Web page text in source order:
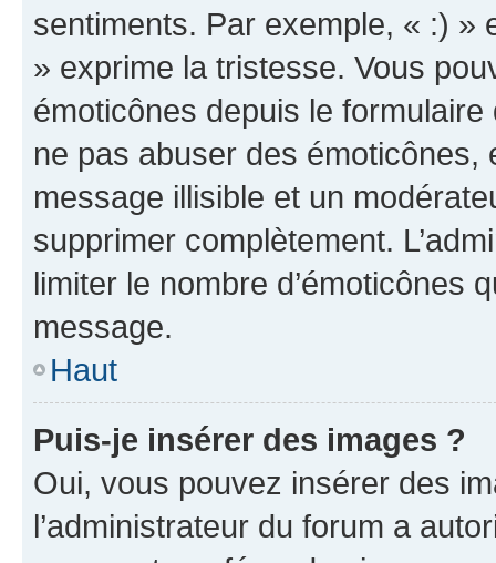
sentiments. Par exemple, « :) »
» exprime la tristesse. Vous
émoticônes depuis le
ne pas abuser des
message illisible et un
supprimer complètement.
limiter le nombre d’émoticônes
message.
Haut
Puis-je insérer des images ?
Oui, vous pouvez insérer des
l’administrateur du forum a